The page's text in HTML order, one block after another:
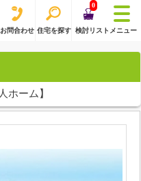
お問合わせ 住宅を探す
0
検討リスト メニュー
ホーム】